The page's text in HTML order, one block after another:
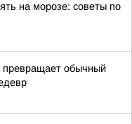
на морозе: советы по
превращает обычный